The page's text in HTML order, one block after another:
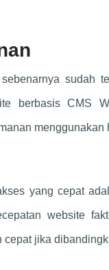
sudah
berbasis CMS
yang cepat
website
jika